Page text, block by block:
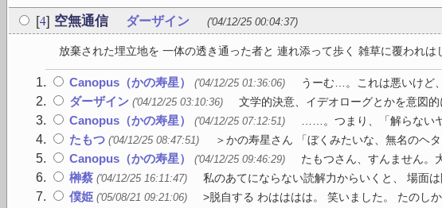
[4] 空無通信 ダーザイン ('04/12/25 00:04:37)
放棄された埋立地を 一体の透き通った者と 連れ添って歩く 雑草に覆われ
Canopus（かの寿星） ('04/12/25 01:36:06) うーむ…。これは悪いけど
ダーザイン ('04/12/25 03:10:36) 文学的決意、イデオローグとかを意図
Canopus（かの寿星） ('04/12/25 07:12:51) ……。つまり、「解らない
たもつ ('04/12/25 08:47:51) ＞かの寿星さん 「ぼくみたいな、無名のヘ
Canopus（かの寿星） ('04/12/25 09:46:29) たもつさん、すんません。
榊蔡 ('04/12/25 16:11:47) 私のあてにならない読解力からいくと、 場面
僕姫 ('05/08/21 09:21:06) >脱自する わはははは。 笑いました。 たのし